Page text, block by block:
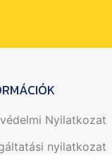
Nyilatkozat
nyilatkozat